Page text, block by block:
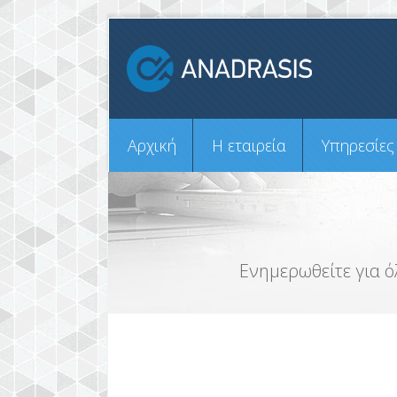
Αρχική H εταιρεία Υπηρεσίες
Ενημερωθείτε για